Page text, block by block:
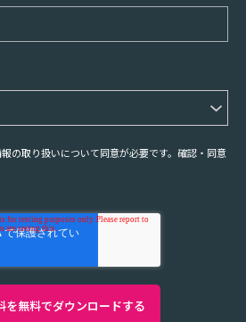
の取り扱いについて同意が必要です。確認・同意